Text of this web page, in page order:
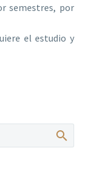
semestres, por
el estudio y